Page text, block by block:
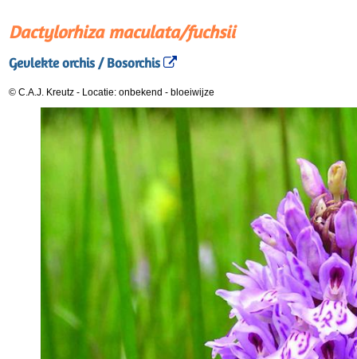
Dactylorhiza maculata/fuchsii
Gevlekte orchis / Bosorchis
© C.A.J. Kreutz - Locatie: onbekend - bloeiwijze